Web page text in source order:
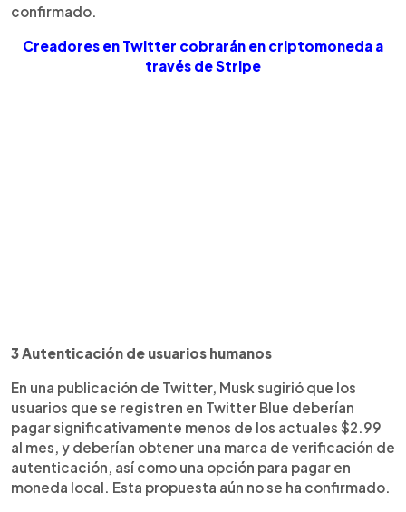
confirmado.
Creadores en Twitter cobrarán en criptomoneda a
través de Stripe
3 Autenticación de usuarios humanos
En una publicación de Twitter, Musk sugirió que los
usuarios que se registren en Twitter Blue deberían
pagar significativamente menos de los actuales $2.99
al mes, y deberían obtener una marca de verificación de
autenticación, así como una opción para pagar en
moneda local. Esta propuesta aún no se ha confirmado.